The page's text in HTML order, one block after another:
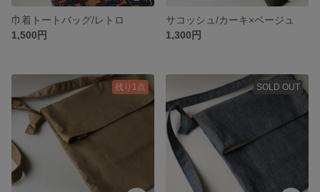
巾着トートバッグ/レトロ
1,500円
サコッシュ/カーキ×ベージュ
1,300円
残り1点 SOLD OUT